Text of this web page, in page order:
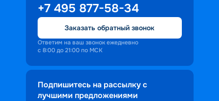
+7 495 877-58-34
Заказать обратный звонок
Ответим на ваш звонок ежедневно
с 8:00 до 21:00 по МСК
Подпишитесь на рассылку с
лучшими предложениями